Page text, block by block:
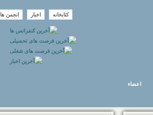
کتابخانه اخبار انجمن ها
اعضاء